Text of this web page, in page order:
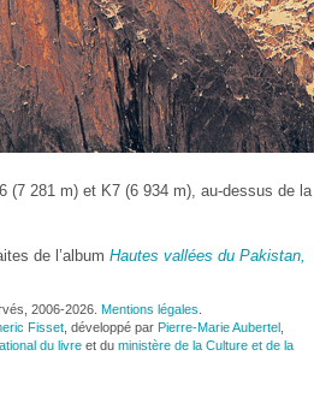
(7 281 m) et K7 (6 934 m), au-dessus de
de l’album Hautes vallées du Pakistan,
2006-2026. Mentions légales
Fisset , développé par Pierre-Marie Aubertel
du livre et du ministère de la Culture et de la